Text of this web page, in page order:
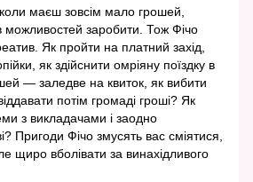
маєш зовсім мало грошей,
можливостей заробити. Тож Фічо
Як пройти на платний захід,
як здійснити омріяну поїздку в
— заледве на квиток, як вибити
потім громаді гроші? Як
з викладачами і заодно
Пригоди Фічо змусять вас сміятися,
щиро вболівати за винахідливого